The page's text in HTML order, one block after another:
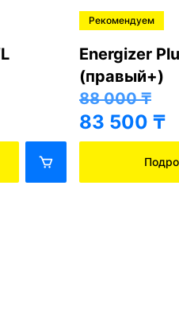
Рекомендуем
Energizer
(правый+)
88 000₸
83 500 ₸